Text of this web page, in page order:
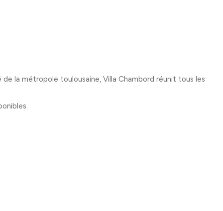
la métropole toulousaine, Villa Chambord réunit tous les